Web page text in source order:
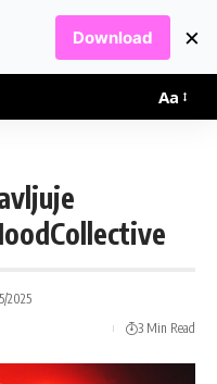
Aa
2025
3 Min Read
Download ×